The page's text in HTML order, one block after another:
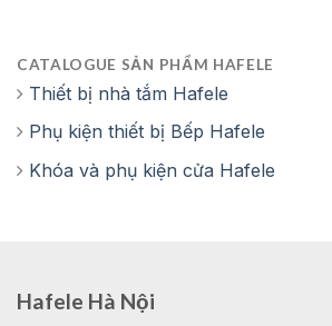
CATALOGUE SẢN PHẨM HAFELE
Thiết bị nhà tắm Hafele
Phụ kiện thiết bị Bếp Hafele
Khóa và phụ kiện cửa Hafele
Hafele Hà Nội